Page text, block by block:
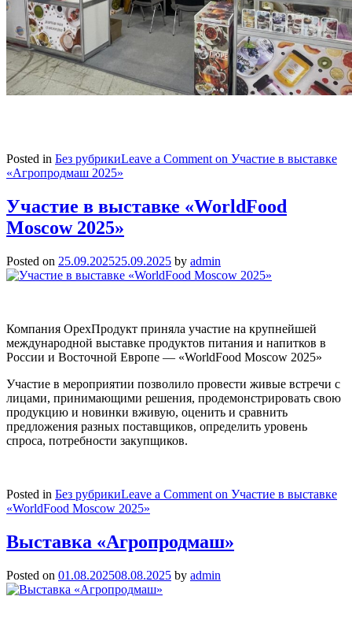
Posted in Без рубрикиLeave a Commenton Участие в выставке
«Агропродмаш 2025»
Участие в выставке «WorldFood
Moscow 2025»
Posted on 25.09.202525.09.2025 by admin
Компания ОрехПродукт приняла участие на крупнейшей
международной выставке продуктов питания и напитков в
России и Восточной Европе — «WorldFood Moscow 2025»
Участие в мероприятии позволило провести живые встречи с
лицами, принимающими решения, продемонстрировать свою
продукцию и новинки вживую, оценить и сравнить
предложения разных поставщиков, определить уровень
спроса, потребности закупщиков.
Posted in Без рубрикиLeave a Comment on Участие в выставке
«WorldFood Moscow 2025»
Выставка «Агропродмаш»
Posted on 01.08.202508.08.2025 by admin